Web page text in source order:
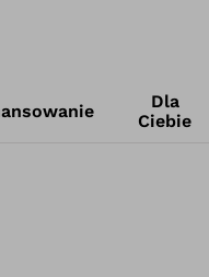
Dla
Ciebie